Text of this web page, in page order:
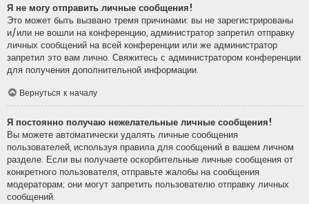
Я не могу отправить личные сообщения!
Это может быть вызвано тремя причинами: вы не зарегистрированы
и/или не вошли на конференцию, администратор запретил отправку
личных сообщений на всей конференции или же администратор
запретил это вам лично. Свяжитесь с администратором конференции
для получения дополнительной информации.
Вернуться к началу
Я постоянно получаю нежелательные личные сообщения!
Вы можете автоматически удалять личные сообщения
пользователей, используя правила для сообщений в вашем личном
разделе. Если вы получаете оскорбительные личные сообщения от
конкретного пользователя, отправьте жалобы на сообщения
модераторам; они могут запретить пользователю отправку личных
сообщений.